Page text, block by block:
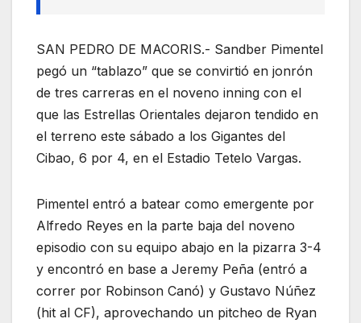
SAN PEDRO DE MACORIS.- Sandber Pimentel
pegó un “tablazo” que se convirtió en jonrón
de tres carreras en el noveno inning con el
que las Estrellas Orientales dejaron tendido en
el terreno este sábado a los Gigantes del
Cibao, 6 por 4, en el Estadio Tetelo Vargas.
Pimentel entró a batear como emergente por
Alfredo Reyes en la parte baja del noveno
episodio con su equipo abajo en la pizarra 3-4
y encontró en base a Jeremy Peña (entró a
correr por Robinson Canó) y Gustavo Núñez
(hit al CF), aprovechando un pitcheo de Ryan